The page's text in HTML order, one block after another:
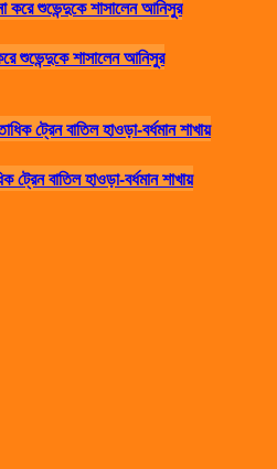
শুভেন্দুকে শাসালেন আনিসুর
বাতিল হাওড়া-বর্ধমান শাখায়